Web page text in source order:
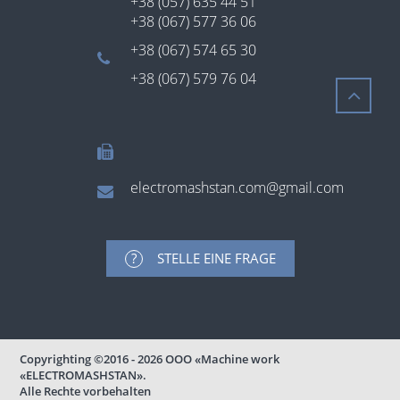
+38 (067) 577 36 06
+38 (067) 574 65 30
+38 (067) 579 76 04
electromashstan.com@gmail.com
STELLE EINE FRAGE
Copyrighting©2016 - 2026ООО «Machine work
«ELECTROMASHSTAN».
Alle Rechte vorbehalten